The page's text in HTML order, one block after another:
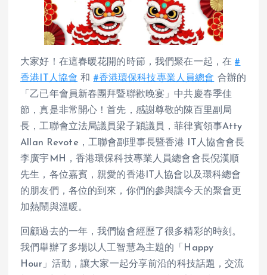
大家好！在這春暖花開的時節，我們聚在一起，在#
香港IT人協會 和 #香港環保科技專業人員總會 合辦的
「乙已年會員新春團拜暨聯歡晚宴」中共慶春季佳
節，真是非常開心！首先，感謝尊敬的陳百里副局
長，工聯會立法局議員梁子穎議員，菲律賓領事Atty
Allan Revote，工聯會副理事長暨香港 IT人協會會長
李廣宇MH，香港環保科技專業人員總會會長倪漢順
先生，各位嘉賓，親愛的香港IT人協會以及環科總會
的朋友們，各位的到來，你們的參與讓今天的聚會更
加熱鬧與溫暖。
回顧過去的一年，我們協會經歷了很多精彩的時刻。
我們舉辦了多場以人工智慧為主題的「Happy
Hour」活動，讓大家一起分享前沿的科技話題，交流